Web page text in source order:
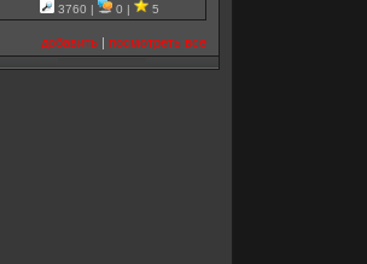
3760 | 0 | 5
добавить | посмотреть все